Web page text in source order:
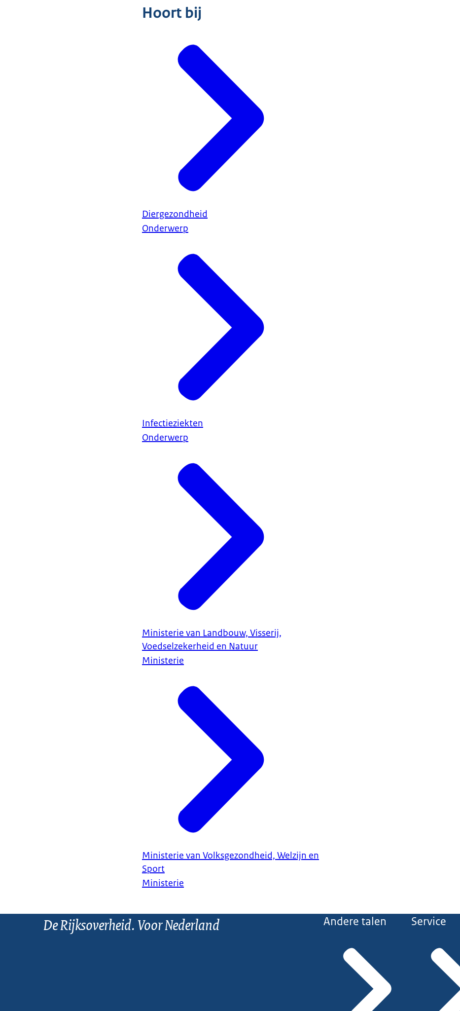
Hoort bij
Diergezondheid
Onderwerp
Infectieziekten
Onderwerp
Ministerie van Landbouw, Visserij,
Voedselzekerheid en Natuur
Ministerie
Ministerie van Volksgezondheid, Welzijn en
Sport
Ministerie
De Rijksoverheid. Voor Nederland Andere talen Service